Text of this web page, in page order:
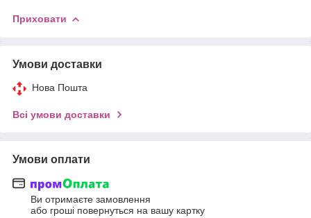
Приховати
Умови доставки
Нова Пошта
Всі умови доставки
Умови оплати
Ви отримаєте замовлення
або гроші повернуться на вашу картку